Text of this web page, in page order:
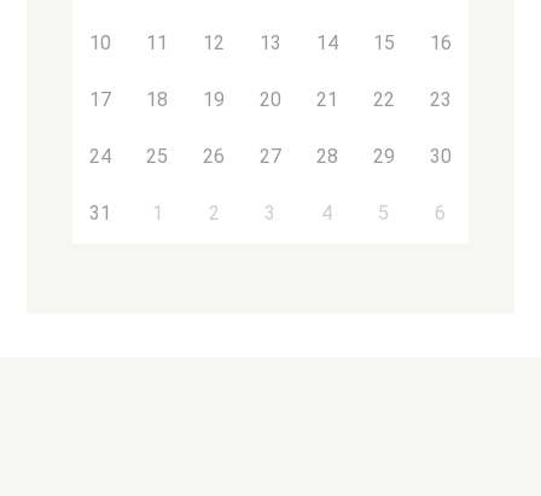
10 11 12 13 14 15 16
17 18 19 20 21 22 23
24 25 26 27 28 29 30
31 1 2 3 4 5 6